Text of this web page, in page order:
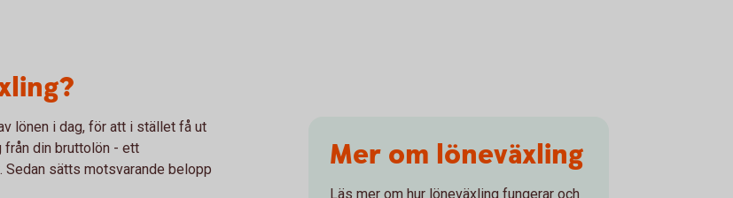
lönen i dag, för att i stället få ut
från din bruttolön - ett
Sedan sätts motsvarande belopp
Mer om löneväxling
Läs mer om hur löneväxling fungerar och